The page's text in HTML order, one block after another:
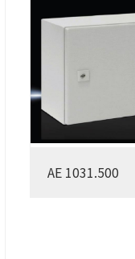
AE 1031.500